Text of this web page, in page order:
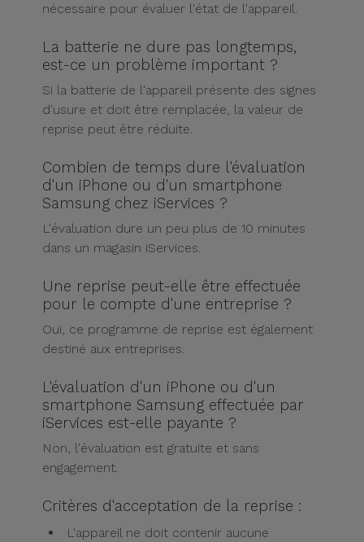
nécessaire pour évaluer l'état de l'appareil.
La batterie ne dure pas longtemps,
est-ce un problème important ?
Si la batterie de l'appareil présente des signes
d'usure et doit être remplacée, la valeur de
reprise peut être réduite.
Combien de temps dure l'évaluation
d'un iPhone ou d'un smartphone
Samsung chez iServices ?
L'évaluation dure un peu plus de 10 minutes
dans un magasin iServices.
Une reprise peut-elle être effectuée
pour le compte d'une entreprise ?
Oui, ce programme de reprise est également
destiné aux entreprises.
L'évaluation d'un iPhone ou d'un
smartphone Samsung effectuée par
iServices est-elle payante ?
Non, l'évaluation est gratuite et sans
engagement.
Critères d'acceptation de la reprise :
L'appareil ne doit contenir aucune